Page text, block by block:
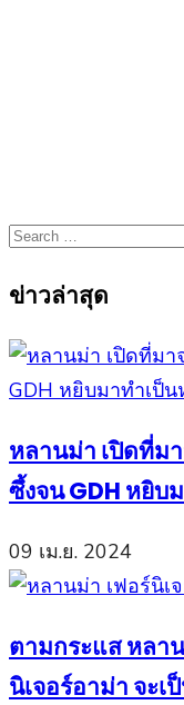
Search
ข่าวล่าสุด
หลานม่า เปิดที่ม
ซึ้งจน GDH หยิบ
09 เม.ย. 2024
ตามกระแส หลา
นิเจอร์อาม่า จะเ